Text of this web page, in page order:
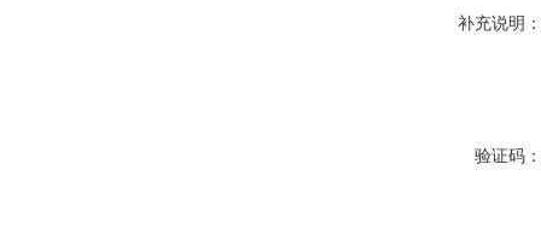
补充说明：
验证码：